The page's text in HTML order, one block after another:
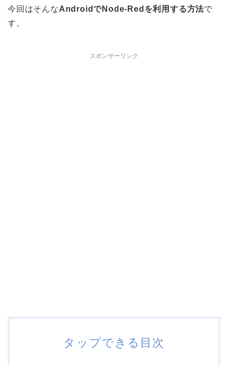
今回はそんなAndroidでNode-Redを利用する方法で
す。
スポンサーリンク
タップできる目次